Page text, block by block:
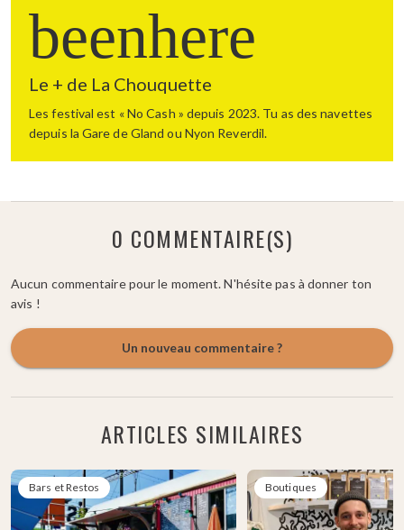
beenhere
Le + de La Chouquette
Les festival est « No Cash » depuis 2023. Tu as des navettes
depuis la Gare de Gland ou Nyon Reverdil.
0 COMMENTAIRE(S)
Aucun commentaire pour le moment. N'hésite pas à donner ton
avis !
Un nouveau commentaire ?
ARTICLES SIMILAIRES
Bars et Restos Boutiques